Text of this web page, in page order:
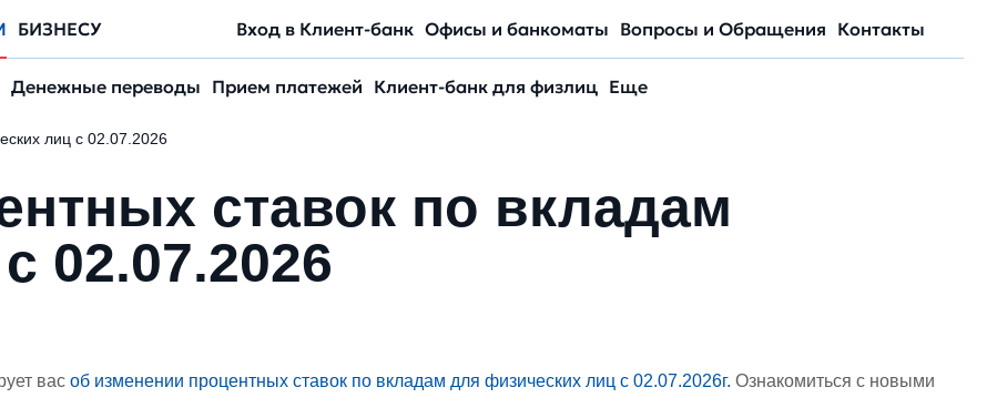
БИЗНЕСУ Вход в Клиент-банк Офисы и банкоматы Вопросы и Обращения Контакты
Денежные переводы Прием платежей Клиент-банк для физлиц Еще
лиц с 02.07.2026
ставок по вкладам
02.07.2026
вас об изменении процентных ставок по вкладам для физических лиц с 02.07.2026г. Ознакомиться с новыми